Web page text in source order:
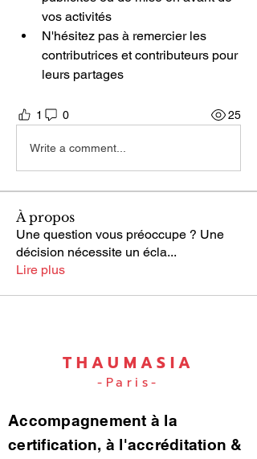
vos activités
N'hésitez pas à remercier les
contributrices et contributeurs pour
leurs partages
1 0 25
Write a comment...
À propos
Une question vous préoccupe ? Une
décision nécessite un écla...
Lire plus
THAUMASIA
-Paris-
Accompagnement à la
certification, à l'accréditation &